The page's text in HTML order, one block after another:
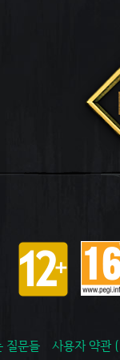
질문들 사용자 약관